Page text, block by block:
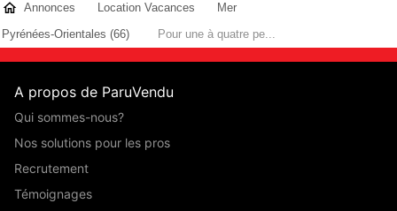
Annonces Location Vacances
Mer
Pyrénées-Orientales (66)
Pour une à quatre pe...
A propos de ParuVendu
Qui sommes-nous?
Nos solutions pour les pros
Recrutement
Témoignages